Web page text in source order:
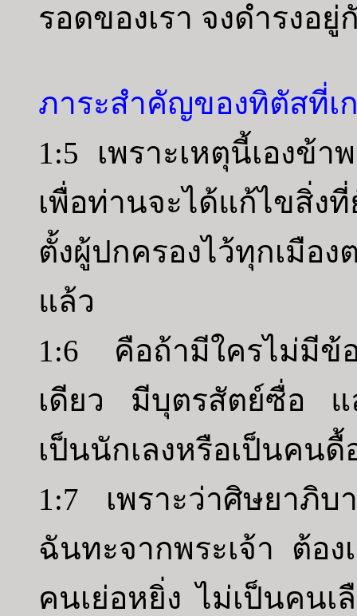
รอดของเรา จงดำรงอ
ภาระสำคัญของทิตัสที่เ
1:5 เพราะเหตุนี้เองข้า
เพื่อท่านจะได้แก้ไขสิ่ง
ตั้งผู้ปกครองไว้ทุกเมือ
แล้ว
1:6 คือถ้ามีใครไม่มี
เดียว มีบุตรสัตย์ซื่อ แ
เป็นนักเลงหรือเป็นคนดื้
1:7 เพราะว่าศิษยาภิ
ฉันทะจากพระเจ้า ต้อ
คนเย่อหยิ่ง ไม่เป็นคนเ